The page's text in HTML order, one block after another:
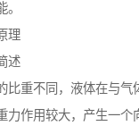
理
述
比重不同，液体在与气
力作用较大，产生一个